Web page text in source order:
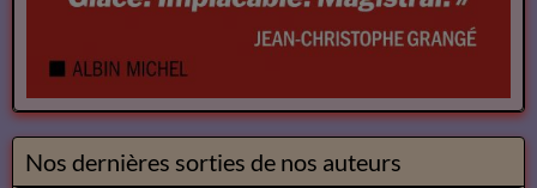
Nos dernières sorties de nos auteurs